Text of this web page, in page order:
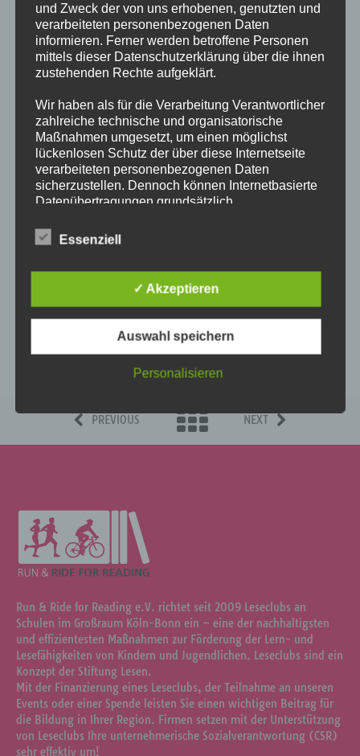
PREVIOUS NEXT
Run & Ride for Reading e.V. richtet seit 2009 Leseclubs an
Schulen im Großraum Köln-Bonn ein – eine der nachhaltigsten
und effizientesten Maßnahmen zur Förderung der Lern- und
Lesefähigkeiten von Kindern und Jugendlichen. Leseclubs sind ein
Konzept der Stiftung Lesen.
Mit der Finanzierung eines Leseclubs, der Teilnahme an unseren
Events oder einer Spende leisten Sie einen wichtigen Beitrag für
die Bildung in Ihrer Region. Firmen setzen mit der Unterstützung
von Leseclubs Ihre unternehmerische Sozialverantwortung (CSR)
sehr effektiv um!
und Zweck der von uns erhobenen, genutzten und
verarbeiteten personenbezogenen Daten
informieren. Ferner werden betroffene Personen
mittels dieser Datenschutzerklärung über die ihnen
zustehenden Rechte aufgeklärt.
Wir haben als für die Verarbeitung Verantwortlicher
zahlreiche technische und organisatorische
Maßnahmen umgesetzt, um einen möglichst
lückenlosen Schutz der über diese Internetseite
verarbeiteten personenbezogenen Daten
sicherzustellen. Dennoch können Internetbasierte
Datenübertragungen grundsätzlich
Schutz nicht gewährleistet werden kann. Aus
diesem Grund steht es jeder betroffenen Person
alternativen Wegen, beispielsweise telefonisch, an
Begriffsbestimmungen
durch den Europäischen Richtlinien- und Verordnungsgeber
Geschäftspartner einfach lesbar und verständlich sein. Um
dies zu gewährleisten, möchten wir vorab die verwendeten
Begrifflichkeiten erläutern.
a) personenbezogene Daten
Person (im Folgenden „betroffene Person") beziehen. Als
identifizierbar wird eine natürliche Person angesehen, die
direkt oder indirekt, insbesondere mittels Zuordnung zu
einer Kennung wie einem Namen, zu einer Kennnummer,
zu Standortdaten, zu einer Online-Kennung oder zu einem
oder mehreren besonderen Merkmalen, die Ausdruck der
physischen, physiologischen, genetischen, psychischen,
wirtschaftlichen, kulturellen oder sozialen Identität dieser
natürlichen Person sind, identifiziert werden kann.
b) betroffene Person
Essenziell
✓ Akzeptieren
Auswahl speichern
Personalisieren